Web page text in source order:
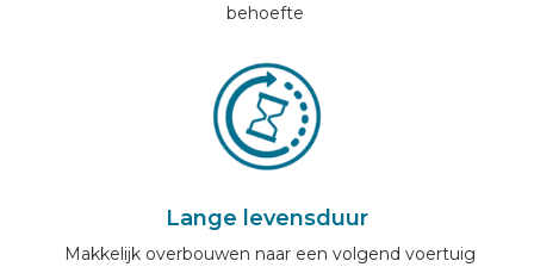
behoefte
Lange levensduur
Makkelijk overbouwen naar een volgend voertuig